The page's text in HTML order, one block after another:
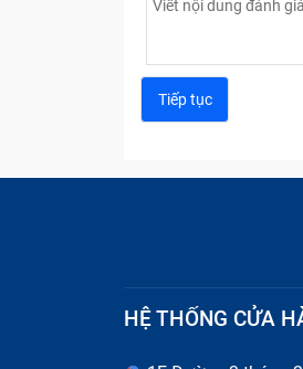
HỆ THỐNG CỬA